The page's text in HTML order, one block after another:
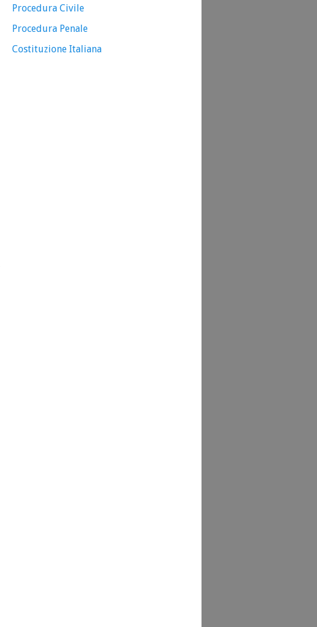
Procedura Civile
Procedura Penale
Costituzione Italiana